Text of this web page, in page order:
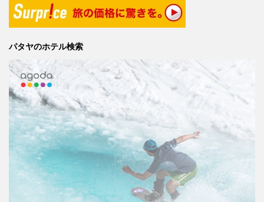
パタヤのホテル検索